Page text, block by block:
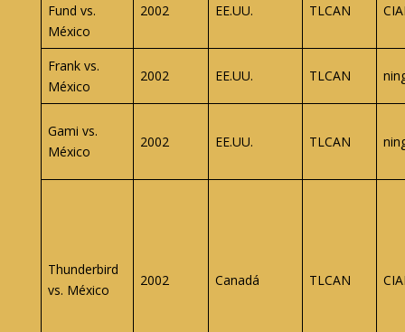
Fund vs.
México
2002 EE.UU. TLCAN
Frank vs.
México
2002 EE.UU. TLCAN
Gami vs.
México
2002 EE.UU. TLCAN
Thunderbird
vs. México
2002 Canadá TLCAN